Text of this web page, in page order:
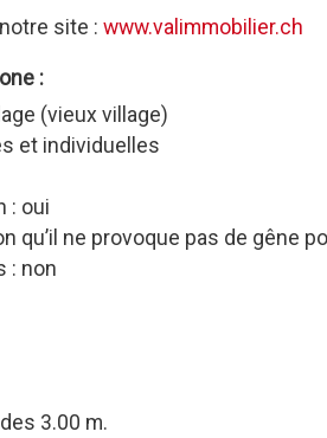
site : www.valimmobilier.ch
:
(vieux village)
et individuelles
: oui
qu’il ne provoque pas de gêne
: non
3.00 m.